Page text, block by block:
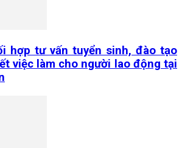
hợp tư vấn tuyển sinh, đào tạo
việc làm cho người lao động tại